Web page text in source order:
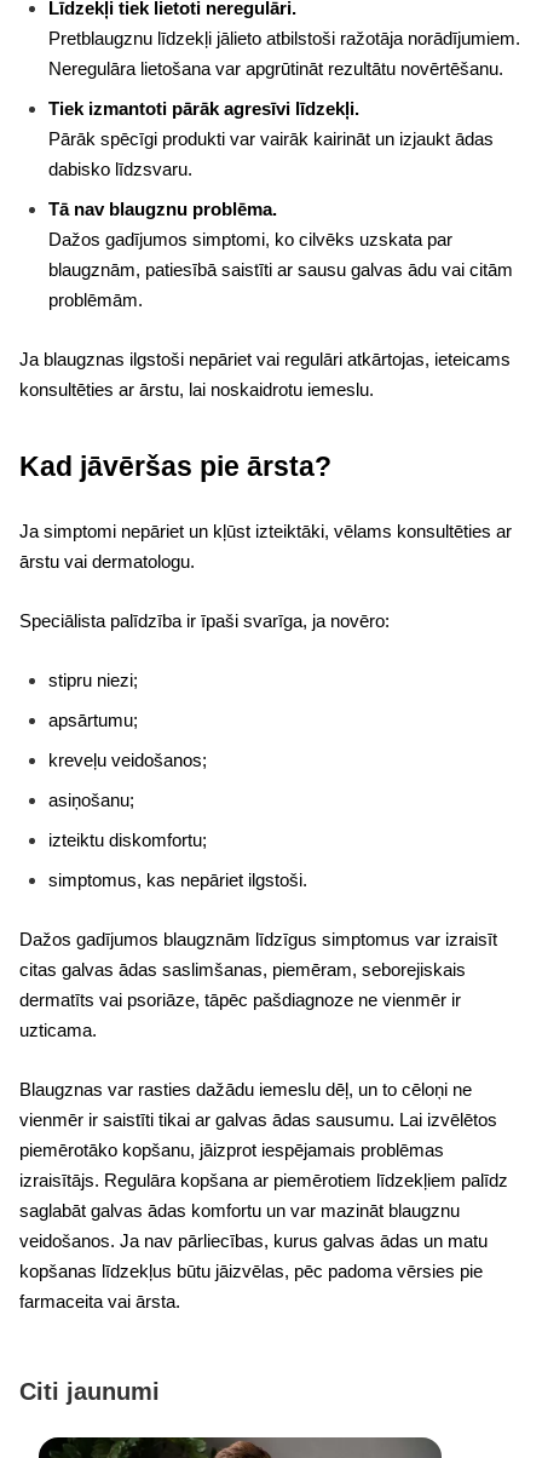
Līdzekļi tiek lietoti neregulāri.
Pretblaugznu līdzekļi jālieto atbilstoši ražotāja norādījumiem.
Neregulāra lietošana var apgrūtināt rezultātu novērtēšanu.
Tiek izmantoti pārāk agresīvi līdzekļi.
Pārāk spēcīgi produkti var vairāk kairināt un izjaukt ādas
dabisko līdzsvaru.
Tā nav blaugznu problēma.
Dažos gadījumos simptomi, ko cilvēks uzskata par
blaugznām, patiesībā saistīti ar sausu galvas ādu vai citām
problēmām.
Ja blaugznas ilgstoši nepāriet vai regulāri atkārtojas, ieteicams
konsultēties ar ārstu, lai noskaidrotu iemeslu.
Kad jāvēršas pie ārsta?
Ja simptomi nepāriet un kļūst izteiktāki, vēlams konsultēties ar
ārstu vai dermatologu.
Speciālista palīdzība ir īpaši svarīga, ja novēro:
stipru niezi;
apsārtumu;
kreveļu veidošanos;
asiņošanu;
izteiktu diskomfortu;
simptomus, kas nepāriet ilgstoši.
Dažos gadījumos blaugznām līdzīgus simptomus var izraisīt
citas galvas ādas saslimšanas, piemēram, seborejiskais
dermatīts vai psoriāze, tāpēc pašdiagnoze ne vienmēr ir
uzticama.
Blaugznas var rasties dažādu iemeslu dēļ, un to cēloņi ne
vienmēr ir saistīti tikai ar galvas ādas sausumu. Lai izvēlētos
piemērotāko kopšanu, jāizprot iespējamais problēmas
izraisītājs. Regulāra kopšana ar piemērotiem līdzekļiem palīdz
saglabāt galvas ādas komfortu un var mazināt blaugznu
veidošanos. Ja nav pārliecības, kurus galvas ādas un matu
kopšanas līdzekļus būtu jāizvēlas, pēc padoma vērsies pie
farmaceita vai ārsta.
Citi jaunumi